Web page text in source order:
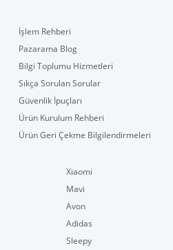
İşlem Rehberi
Pazarama Blog
Bilgi Toplumu Hizmetleri
Sıkça Sorulan Sorular
Güvenlik İpuçları
Ürün Kurulum Rehberi
Ürün Geri Çekme Bilgilendirmeleri
Xiaomi
Mavi
Avon
Adidas
Sleepy